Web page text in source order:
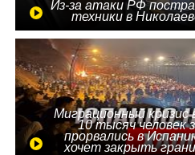
Из-за атаки РФ
техники в
Миграционный кризис
10 тысяч человек
прорвались в
хочет закрыть